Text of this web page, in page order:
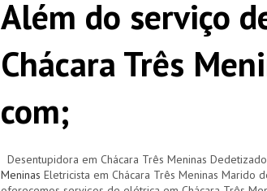
Além do serviço
Chácara Três
com;
Desentupidora em Chácara Três Meninas
Meninas Eletricista em Chácara Três Meninas Marido